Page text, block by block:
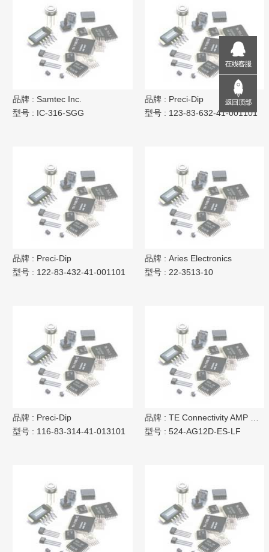
品牌 : Samtec Inc.
型号 : IC-316-SGG
品牌 : Preci-Dip
型号 : 123-83-632-41-001101
品牌 : Preci-Dip
型号 : 122-83-432-41-001101
品牌 : Aries Electronics
型号 : 22-3513-10
品牌 : Preci-Dip
型号 : 116-83-314-41-013101
品牌 : TE Connectivity AMP Connectors
型号 : 524-AG12D-ES-LF